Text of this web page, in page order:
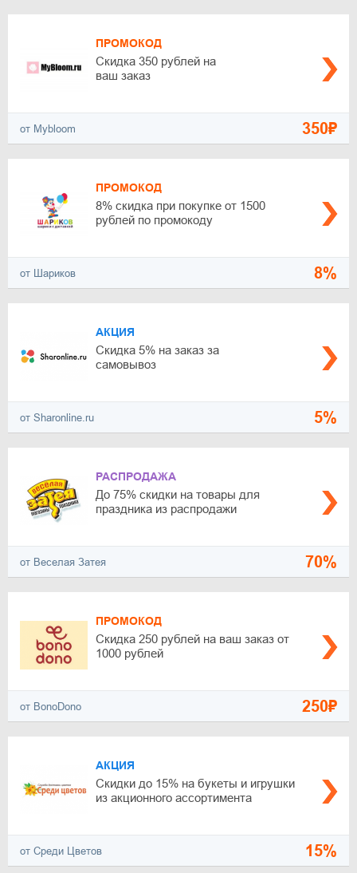
ПРОМОКОД
Скидка 350 рублей на
ваш заказ
от Mybloom 350₽
ПРОМОКОД
8% скидка при покупке от 1500
рублей по промокоду
от Шариков 8%
АКЦИЯ
Скидка 5% на заказ за
самовывоз
от Sharonline.ru 5%
РАСПРОДАЖА
До 75% скидки на товары для
праздника из распродажи
от Веселая Затея 70%
ПРОМОКОД
Скидка 250 рублей на ваш заказ от
1000 рублей
от BonoDono 250₽
АКЦИЯ
Скидки до 15% на букеты и игрушки
из акционного ассортимента
от Среди Цветов 15%